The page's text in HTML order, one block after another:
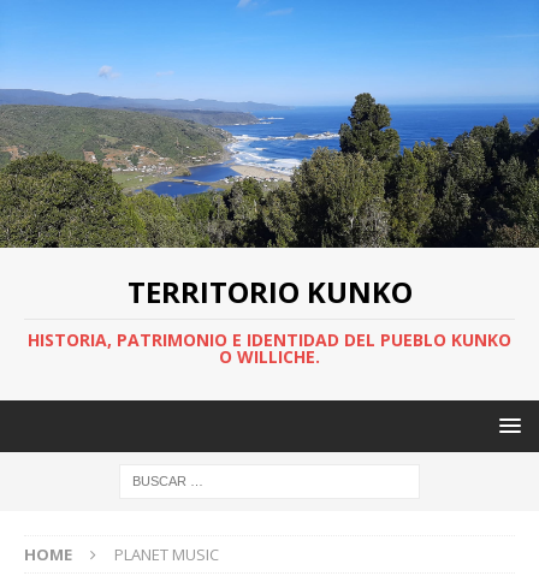
TERRITORIO KUNKO
HISTORIA, PATRIMONIO E IDENTIDAD DEL PUEBLO KUNKO
O WILLICHE.
HOME PLANET MUSIC